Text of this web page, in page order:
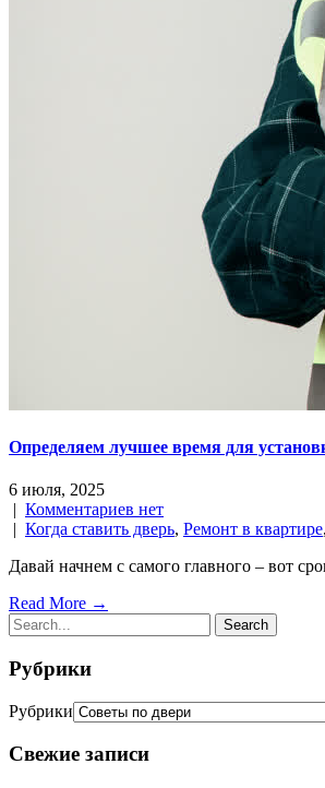
Определяем лучшее время для
6 июля, 2025
| Комментариев нет
| Когда ставить дверь, Ремонт в квартире,
Давай начнем с самого главного – вот
Read More →
Рубрики
Рубрики
Свежие записи